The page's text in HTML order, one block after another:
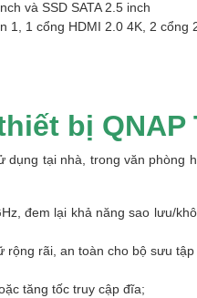
và SSD SATA 2.5 inch
1, 1 cổng HDMI 2.0 4K, 2
bị QNAP
dụng tại nhà, trong văn phòng
đem lại khả năng sao lưu/
rãi, an toàn cho bộ sưu
tăng tốc truy cập đĩa;